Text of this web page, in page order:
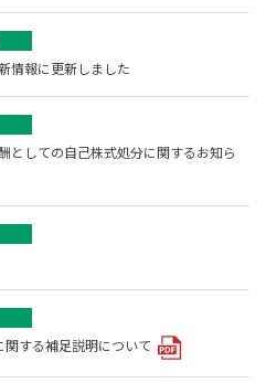
情報に更新しました
としての自己株式処分に関するお知ら
する補足説明について